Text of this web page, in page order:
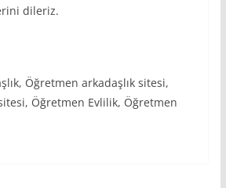
dileriz.
Öğretmen arkadaşlık sitesi,
Öğretmen Evlilik, Öğretmen